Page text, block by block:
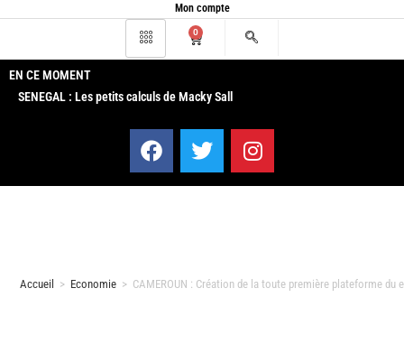
Mon compte
0
EN CE MOMENT
SENEGAL : Les petits calculs de Macky Sall
Accueil > Economie > CAMEROUN : Création de la toute première plateforme du